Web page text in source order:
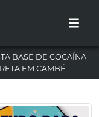
BASE DE COCAÍNA
EM CAMBÉ